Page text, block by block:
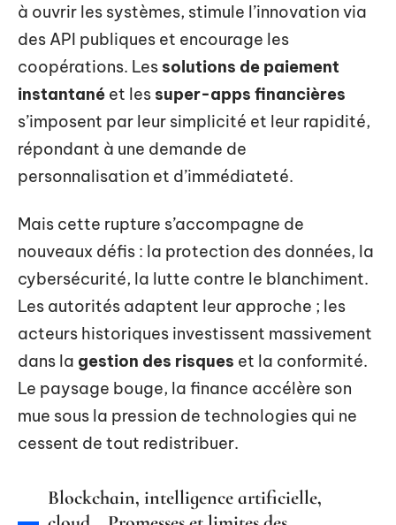
à ouvrir les systèmes, stimule l’innovation via
des API publiques et encourage les
coopérations. Les solutions de paiement
instantané et les super-apps financières
s’imposent par leur simplicité et leur rapidité,
répondant à une demande de
personnalisation et d’immédiateté.
Mais cette rupture s’accompagne de
nouveaux défis : la protection des données, la
cybersécurité, la lutte contre le blanchiment.
Les autorités adaptent leur approche ; les
acteurs historiques investissent massivement
dans la gestion des risques et la conformité.
Le paysage bouge, la finance accélère son
mue sous la pression de technologies qui ne
cessent de tout redistribuer.
Blockchain, intelligence artificielle,